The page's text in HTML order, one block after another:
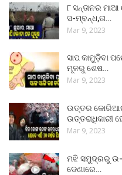
୮ ସନ୍ତାନର
ସ-ମ୍ବନ୍ଧ,ତା…
Mar 9, 2023
ସାପ କାମୁଡ଼ିବା
ମୂଳରୁ ଶେଷ…
Mar 9, 2023
ଉତ୍ତର
ଉତ୍ତରାଧିକାରୀ
Mar 9, 2023
ମଝି ସମୁଦ୍ରରୁ ଉ-
ଡେଣାରେ…